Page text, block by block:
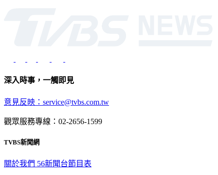
深入時事，一觸即見
意見反映：service@tvbs.com.tw
觀眾服務專線：02-2656-1599
TVBS新聞網
關於我們 56新聞台節目表